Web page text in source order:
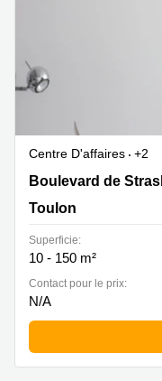
Centre D'affaires
+2
9 Boulevard de
Boulevard de
Toulon
Superficie:
10 - 150 m²
Contact pour le prix:
N/A